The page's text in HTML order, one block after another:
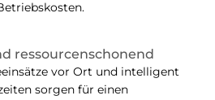
ressourcenschonend
vor Ort und intelligent
sorgen für einen